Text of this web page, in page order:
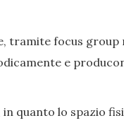
tramite focus
e
quanto lo spazio